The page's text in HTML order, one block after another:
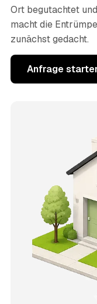
Ort begutachtet
macht die
zunächst gedacht.
Anfrage